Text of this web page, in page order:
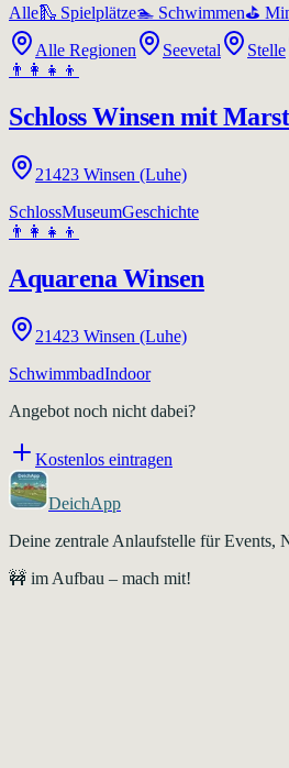
Alle🛝 Spielplätze🏊 Schwimmen⛳
Alle Regionen
Seevetal Stelle
👨‍👩‍👧‍👦
Schloss Winsen mit
21423 Winsen (Luhe)
SchlossMuseumGeschichte
👨‍👩‍👧‍👦
Aquarena Winsen
21423 Winsen (Luhe)
SchwimmbadIndoor
Angebot noch nicht dabei?
Kostenlos eintragen
DeichApp
Deine zentrale Anlaufstelle für Events,
🚧 im Aufbau – mach mit!